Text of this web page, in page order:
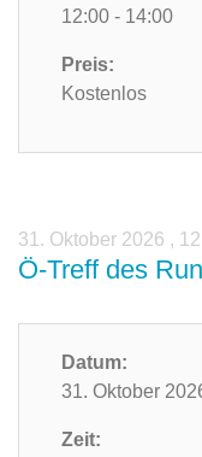
12:00 - 14:00
Preis:
Kostenlos
31. Oktober 2026 ,
Ö-Treff des
Datum:
31. Oktober
Zeit: